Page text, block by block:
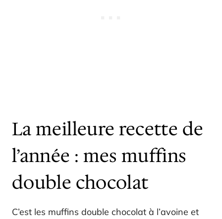
La meilleure recette de
l’année : mes muffins
double chocolat
C’est les muffins double chocolat à l’avoine et